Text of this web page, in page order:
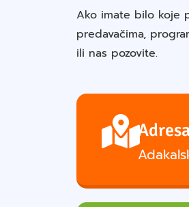
Ako imate bilo koje
predavačima,
ili nas pozovite.
Adresa